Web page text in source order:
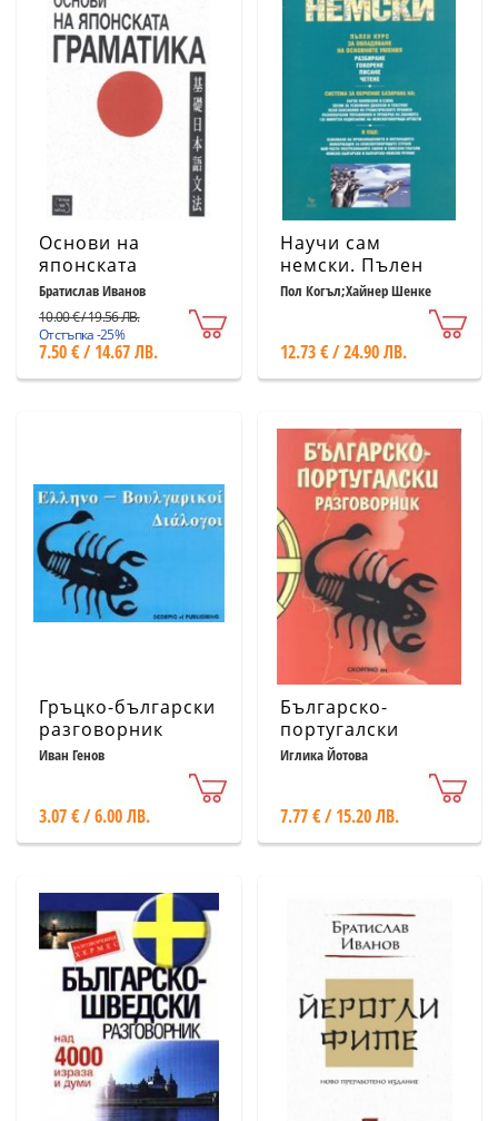
Основи на
японската
граматика
Братислав Иванов
10.00 € / 19.56 ЛВ.
Отстъпка -25%
7.50 € / 14.67 ЛВ.
Научи сам
немски. Пълен
курс
Пол Когъл;Хайнер Шенке
12.73 € / 24.90 ЛВ.
Гръцко-български
разговорник
Иван Генов
3.07 € / 6.00 ЛВ.
Българско-
португалски
разговорник
Иглика Йотова
7.77 € / 15.20 ЛВ.